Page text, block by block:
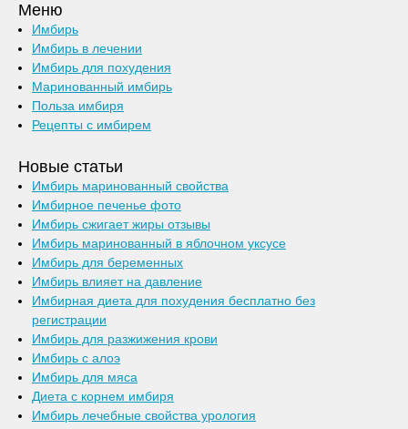
Меню
Имбирь
Имбирь в лечении
Имбирь для похудения
Маринованный имбирь
Польза имбиря
Рецепты с имбирем
Новые статьи
Имбирь маринованный свойства
Имбирное печенье фото
Имбирь сжигает жиры отзывы
Имбирь маринованный в яблочном уксусе
Имбирь для беременных
Имбирь влияет на давление
Имбирная диета для похудения бесплатно без
регистрации
Имбирь для разжижения крови
Имбирь с алоэ
Имбирь для мяса
Диета с корнем имбиря
Имбирь лечебные свойства урология